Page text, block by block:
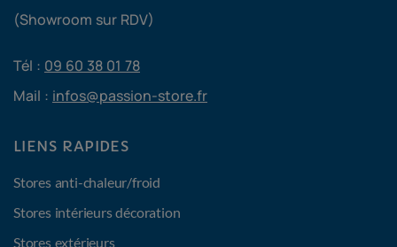
(Showroom sur RDV)
Tél : 09 60 38 01 78
Mail : infos@passion-store.fr
LIENS RAPIDES
Stores anti-chaleur/froid
Stores intérieurs décoration
Stores extérieurs